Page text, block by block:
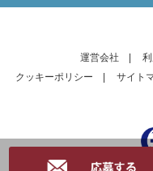
運営会社
クッキーポリシー
サイト